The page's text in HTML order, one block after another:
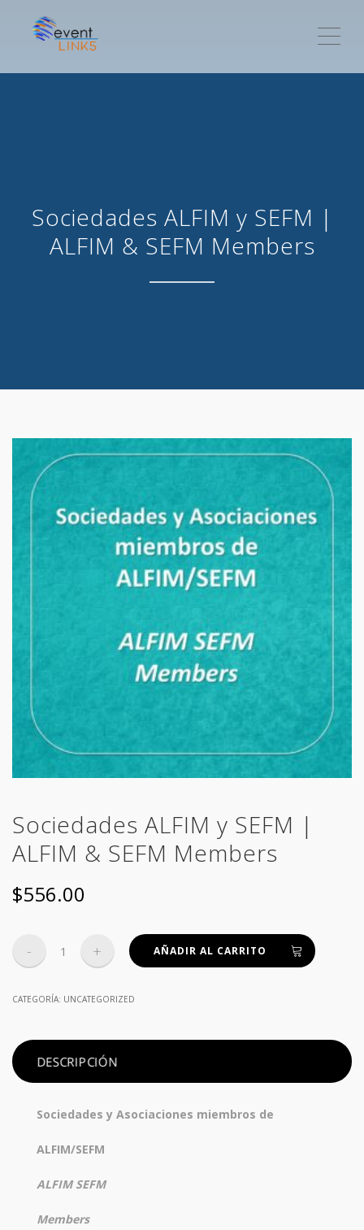
Sociedades ALFIM y SEFM |
ALFIM & SEFM Members
Sociedades ALFIM y SEFM |
ALFIM & SEFM Members
$556.00
Sociedades
ALFIM
&
cantidad
AÑADIR AL CARRITO
CATEGORÍA: UNCATEGORIZED
DESCRIPCIÓN
Sociedades y Asociaciones miembros de
ALFIM/SEFM
ALFIM SEFM
Members